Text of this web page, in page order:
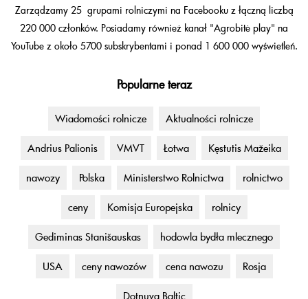
Zarządzamy 25 grupami rolniczymi na Facebooku z łączną liczbą
220 000 członków. Posiadamy również kanał "Agrobitė play" na
YouTube z około 5700 subskrybentami i ponad 1 600 000 wyświetleń.
Popularne teraz
Wiadomości rolnicze Aktualności rolnicze
Andrius Palionis VMVT Łotwa Kęstutis Mažeika
nawozy Polska Ministerstwo Rolnictwa rolnictwo
ceny Komisja Europejska rolnicy
Gediminas Stanišauskas hodowla bydła mlecznego
USA ceny nawozów cena nawozu Rosja
Dotnuva Baltic